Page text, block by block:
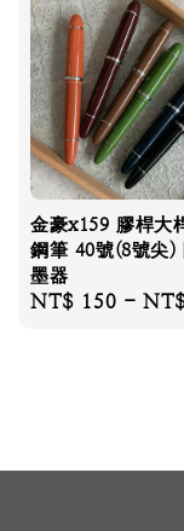
金豪x159 膠桿大
鋼筆 40號(8號尖)
墨器
Regular
NT$ 150 -